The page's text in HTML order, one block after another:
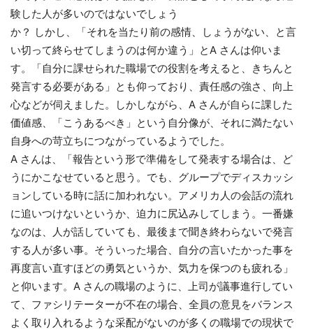
験した人が多いのではないでしょう
か？ しかし、「それを当たり前の感情、しょうがない、と言
い切って終らせてしまうのは何か違う」とA さんは仰いま
す。「自分に課せられた職場での役割を考えると、きちんと
発言する必要がある」とも仰っており、責任感の強さ、向上
心などが伺えました。しかしながら、A さんが自らに課した
価値感、「こうあるべき」という自分像が、それに満たない
自身への苛立ちにつながっているようでした。
A さんは、「報告という形で準備をして発表する場合は、ど
うにかこなせていると思う。でも、グループでディスカッシ
ョンしている時に話に加われない。アメリカ人の会話の流れ
に追いつけないというか、迫力に尻込みしてしまう。一番嫌
なのは、人が話していても、最後まで聞き終わらないで発言
する人が多い事。そういった場合、自分の言いたかった事を
再度言い直すほどの勇気というか、気力を保つのも疲れる」
と仰います。A さんの職場のように、上司が議事進行してい
て、ファシリテーターが不在の場合、全員の意見をバランス
よく取り入れるような采配がないのが多くの職場での現状で